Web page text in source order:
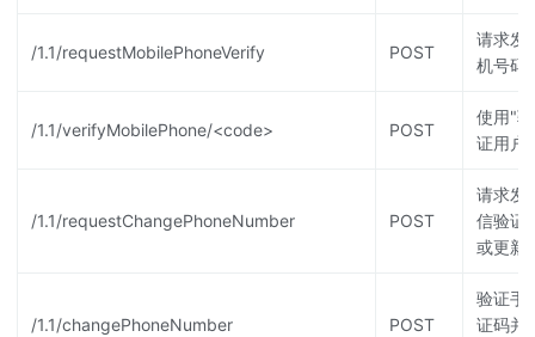
/1.1/requestMobilePhoneVerify POST
请求发
机号码
/1.1/verifyMobilePhone/<code> POST
使用"
证用户
/1.1/requestChangePhoneNumber POST
请求发
信验证
或更新
/1.1/changePhoneNumber POST
验证手
证码并